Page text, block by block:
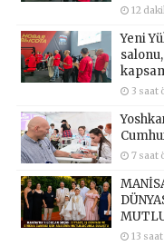
12
Yeni
3 saat
7 saat
13